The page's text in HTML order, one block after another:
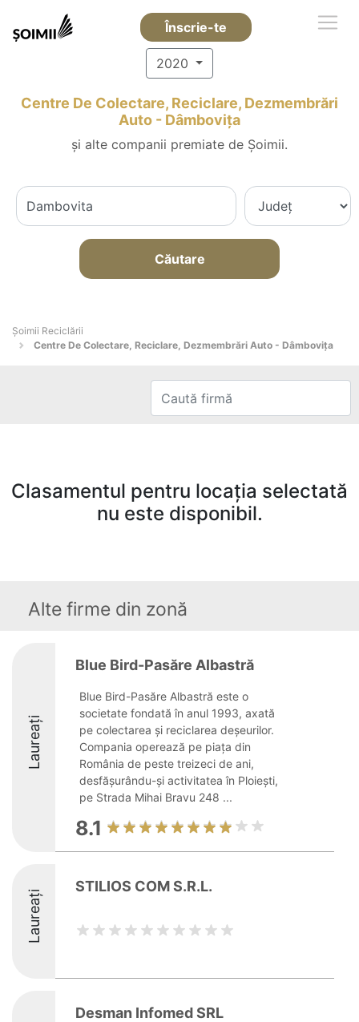
Înscrie-te
2020
Centre De Colectare, Reciclare, Dezmembrări
Auto - Dâmboviţa
și alte companii premiate de Șoimii.
Căutare
Șoimii Reciclării
Centre De Colectare, Reciclare, Dezmembrări Auto - Dâmboviţa
Clasamentul pentru locația selectată
nu este disponibil.
Alte firme din zonă
Laureați
Blue Bird-Pasăre Albastră
Blue Bird-Pasăre Albastră este o
societate fondată în anul 1993, axată
pe colectarea și reciclarea deșeurilor.
Compania operează pe piața din
România de peste treizeci de ani,
desfășurându-și activitatea în Ploiești,
pe Strada Mihai Bravu 248 ...
8.1
Laureați
STILIOS COM S.R.L.
Desman Infomed SRL